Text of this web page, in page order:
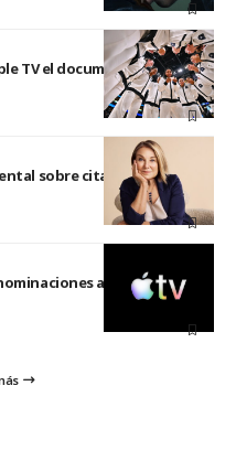
TV el documental «La
sobre citas titulada «La
a los premios